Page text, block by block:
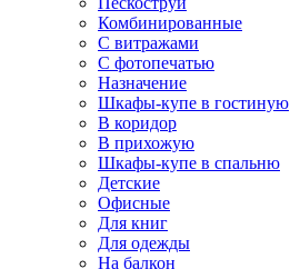
Комбинированные
С витражами
С фотопечатью
Назначение
Шкафы-купе в гостиную
В коридор
В прихожую
Шкафы-купе в спальню
Детские
Офисные
Для книг
Для одежды
На балкон